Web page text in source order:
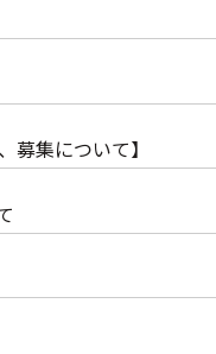
集について】